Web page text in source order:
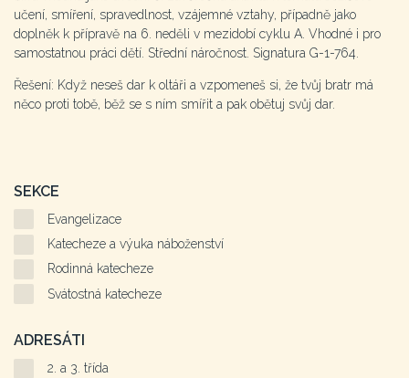
učení, smíření, spravedlnost, vzájemné vztahy, případně jako
doplněk k přípravě na 6. neděli v mezidobí cyklu A. Vhodné i pro
samostatnou práci dětí. Střední náročnost. Signatura G-1-764.
Řešení: Když neseš dar k oltáři a vzpomeneš si, že tvůj bratr má
něco proti tobě, běž se s ním smířit a pak obětuj svůj dar.
SEKCE
Evangelizace
Katecheze a výuka náboženství
Rodinná katecheze
Svátostná katecheze
ADRESÁTI
2. a 3. třída